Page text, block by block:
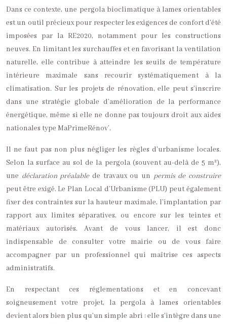
Dans ce contexte, une pergola bioclimatique à lames orientables
est un outil précieux pour respecter les exigences de confort d’été
imposées par la RE2020, notamment pour les constructions
neuves. En limitant les surchauffes et en favorisant la ventilation
naturelle, elle contribue à atteindre les seuils de température
intérieure maximale sans recourir systématiquement à la
climatisation. Sur les projets de rénovation, elle peut s’inscrire
dans une stratégie globale d’amélioration de la performance
énergétique, même si elle ne donne pas toujours droit aux aides
nationales type MaPrimeRénov’.
Il ne faut pas non plus négliger les règles d’urbanisme locales.
Selon la surface au sol de la pergola (souvent au-delà de 5 m²),
une déclaration préalablede travaux ou un permis de construire
peut être exigé. Le Plan Local d’Urbanisme (PLU) peut également
fixer des contraintes sur la hauteur maximale, l’implantation par
rapport aux limites séparatives, ou encore sur les teintes et
matériaux autorisés. Avant de vous lancer, il est donc
indispensable de consulter votre mairie ou de vous faire
accompagner par un professionnel qui maîtrise ces aspects
administratifs.
En respectant ces réglementations et en concevant
soigneusement votre projet, la pergola à lames orientables
devient alors bien plus qu’un simple abri : elle s’intègre dans une